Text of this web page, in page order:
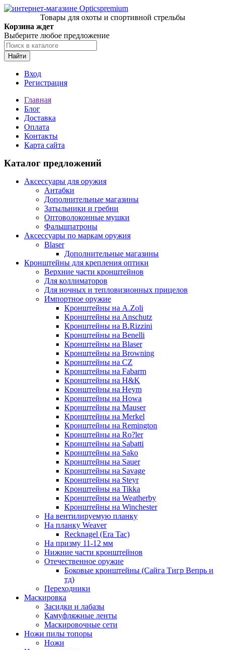
Товары для охоты и спортивной стрельбы
Корзина ждет
Выберите любое предложение
Найти
Вход
Регистрация
Главная
Блог
Доставка
Оплата
Контакты
Карта сайта
Каталог предложений
Аксессуары для оружия
Антабки
Дополнительные магазины
Затыльники и гребни
Оптоволоконные мушки
Фальшпатроны
Аксессуары по маркам оружия
Blaser
Дополнительные магазины
Кронштейны для крепления оптики
Верхние части кронштейнов
Для коллиматоров
Для ночных и тепловизионных прицелов
Импортное оружие
Кронштейны на A.Zoli
Кронштейны на Anschutz
Кронштейны на B.Rizzini
Кронштейны на Benelli
Кронштейны на Blaser
Кронштейны на Browning
Кронштейны на CZ
Кронштейны на Fabarm
Кронштейны на H&K
Кронштейны на Heym
Кронштейны на Howa
Кронштейны на Mauser
Кронштейны на Merkel
Кронштейны на Remington
Кронштейны на Ro?ler
Кронштейны на Sabatti
Кронштейны на Sako
Кронштейны на Sauer
Кронштейны на Savage
Кронштейны на Steyr
Кронштейны на Tikka
Кронштейны на Weatherby
Кронштейны на Winchester
На вентилируемую планку
На планку Weaver
Recknagel (Era Tac)
На призму 11-12 мм
Нижние части кронштейнов
Отечественное оружие
Боковые кронштейны (Сайга Тигр Вепрь и
тд)
Переходники
Маскировка
Засидки и лабазы
Камуфляжные ленты
Маскировочные сети
Ножи пилы топоры
Ножи